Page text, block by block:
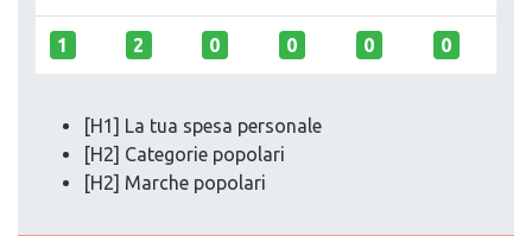
1 2 0 0 0 0
[H1] La tua spesa personale
[H2] Categorie popolari
[H2] Marche popolari